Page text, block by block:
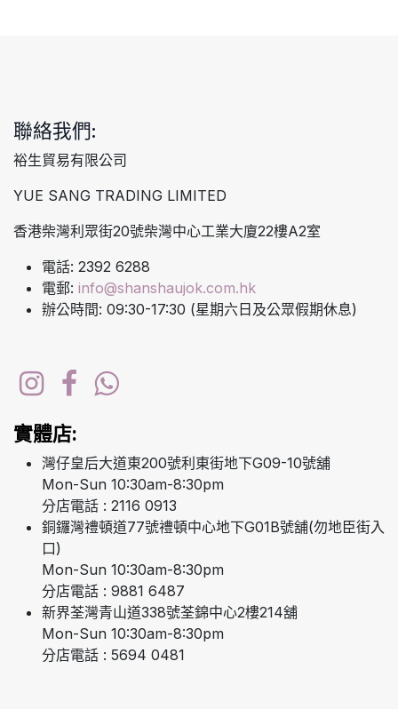
聯絡我們:
裕生貿易有限公司
YUE SANG TRADING LIMITED
香港柴灣利眾街20號柴灣中心工業大廈22樓A2室
電話: 2392 6288
電郵: info@shanshaujok.com.hk
辦公時間: 09:30-17:30 (星期六日及公眾假期休息)
實體店:
灣仔皇后大道東200號利東街地下G09-10號舖
Mon-Sun 10:30am-8:30pm
分店電話 : 2116 0913
銅鑼灣禮頓道77號禮頓中心地下G01B號舖(勿地臣街入
口)
Mon-Sun 10:30am-8:30pm
分店電話 : 9881 6487
新界荃灣青山道338號荃錦中心2樓214舖
Mon-Sun 10:30am-8:30pm
分店電話 : 5694 0481